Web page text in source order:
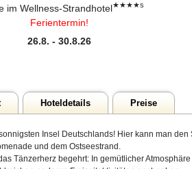
im Wellness-Strandhotel★★★★s
Ferientermin!
26.8. - 30.8.26
Hoteldetails Preise
Insel Deutschlands! Hier kann man den
und dem Ostseestrand.
Tänzerherz begehrt: In gemütlicher